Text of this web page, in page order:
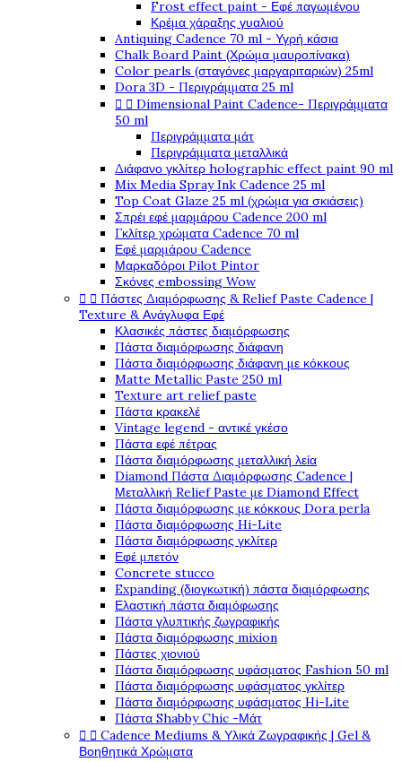
Frost effect paint - Εφέ παγωμένου
Κρέμα χάραξης γυαλιού
Antiquing Cadence 70 ml - Υγρή κάσια
Chalk Board Paint (Χρώμα μαυροπίνακα)
Color pearls (σταγόνες μαργαριταριών) 25ml
Dora 3D - Περιγράμματα 25 ml
  Dimensional Paint Cadence- Περιγράμματα
50 ml
Περιγράμματα μάτ
Περιγράμματα μεταλλικά
Διάφανο γκλίτερ holographic effect paint 90 ml
Mix Media Spray Ink Cadence 25 ml
Top Coat Glaze 25 ml (χρώμα για σκιάσεις)
Σπρέι εφέ μαρμάρου Cadence 200 ml
Γκλίτερ χρώματα Cadence 70 ml
Εφέ μαρμάρου Cadence
Μαρκαδόροι Pilot Pintor
Σκόνες embossing Wow
  Πάστες Διαμόρφωσης & Relief Paste Cadence |
Texture & Ανάγλυφα Εφέ
Κλασικές πάστες διαμόρφωσης
Πάστα διαμόρφωσης διάφανη
Πάστα διαμόρφωσης διάφανη με κόκκους
Matte Metallic Paste 250 ml
Texture art relief paste
Πάστα κρακελέ
Vintage legend - αντικέ γκέσο
Πάστα εφέ πέτρας
Πάστα διαμόρφωσης μεταλλική λεία
Diamond Πάστα Διαμόρφωσης Cadence |
Μεταλλική Relief Paste με Diamond Effect
Πάστα διαμόρφωσης με κόκκους Dora perla
Πάστα διαμόρφωσης Hi-Lite
Πάστα διαμόρφωσης γκλίτερ
Εφέ μπετόν
Concrete stucco
Expanding (διογκωτική) πάστα διαμόρφωσης
Ελαστική πάστα διαμόφωσης
Πάστα γλυπτικής ζωγραφικής
Πάστα διαμόρφωσης mixion
Πάστες χιονιού
Πάστα διαμόρφωσης υφάσματος Fashion 50 ml
Πάστα διαμόρφωσης υφάσματος γκλίτερ
Πάστα διαμόρφωσης υφάσματος Hi-Lite
Πάστα Shabby Chic -Μάτ
  Cadence Mediums & Υλικά Ζωγραφικής | Gel &
Βοηθητικά Χρώματα